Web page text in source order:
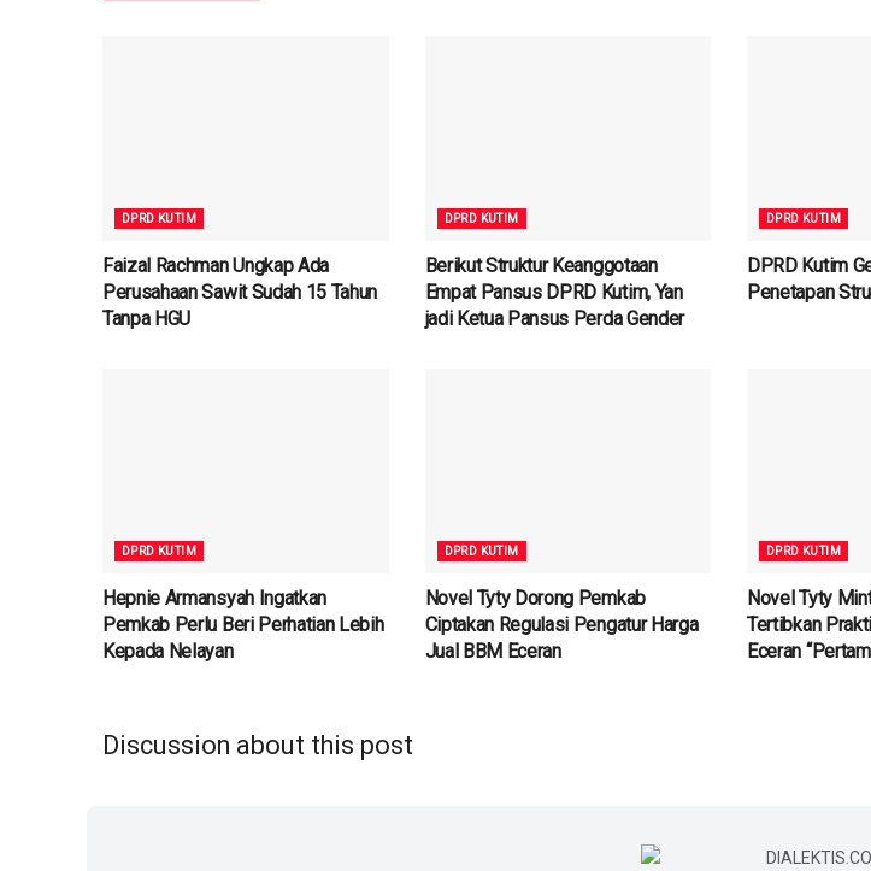
DPRD KUTIM
Faizal Rachman Ungkap Ada
Perusahaan Sawit Sudah 15 Tahun
Tanpa HGU
DPRD KUTIM
Berikut Struktur Keanggotaan
Empat Pansus DPRD Kutim, Yan
jadi Ketua Pansus Perda Gender
DPRD KUTIM
DPRD Kutim
Penetapan
DPRD KUTIM
Hepnie Armansyah Ingatkan
Pemkab Perlu Beri Perhatian Lebih
Kepada Nelayan
DPRD KUTIM
Novel Tyty Dorong Pemkab
Ciptakan Regulasi Pengatur Harga
Jual BBM Eceran
DPRD KUTIM
Novel Tyty
Tertibkan
Eceran
Discussion about this post